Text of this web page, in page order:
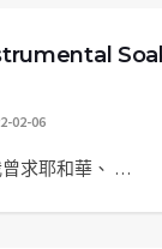
02-06
求耶和華、 …